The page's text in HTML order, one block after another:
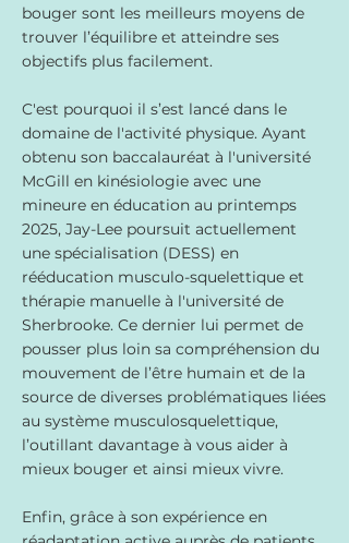
bouger sont les meilleurs moyens de
trouver l’équilibre et atteindre ses
objectifs plus facilement.
C'est pourquoi il s’est lancé dans le
domaine de l'activité physique. Ayant
obtenu son baccalauréat à l'université
McGill en kinésiologie avec une
mineure en éducation au printemps
2025, Jay-Lee poursuit actuellement
une spécialisation (DESS) en
rééducation musculo-squelettique et
thérapie manuelle à l'université de
Sherbrooke. Ce dernier lui permet de
pousser plus loin sa compréhension du
mouvement de l’être humain et de la
source de diverses problématiques liées
au système musculosquelettique,
l’outillant davantage à vous aider à
mieux bouger et ainsi mieux vivre.
Enfin, grâce à son expérience en